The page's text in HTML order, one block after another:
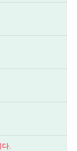
다.